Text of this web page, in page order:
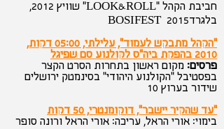
חביבת הקהל "LOOK&ROLL" שוויץ 2012,
בלגרדBOSIFEST 2015
"הקהל מתבקש לעמוד", עלילתי, 05:00 דקות,
2010 בהפקת ביה"ס לקולנוע סם שפיגל
פרסים: מקום ראשון בתחרות הסרט הקצר
בפסטיבל "הקולנוע היהודי" בסינמטק ירושלים
שידור בערוץ 10
"עד שהקיר יישבר", דוקומנטרי, 50 דקות
בימוי: אורי הראל, עריכה: אורי הראל ורונה סופר